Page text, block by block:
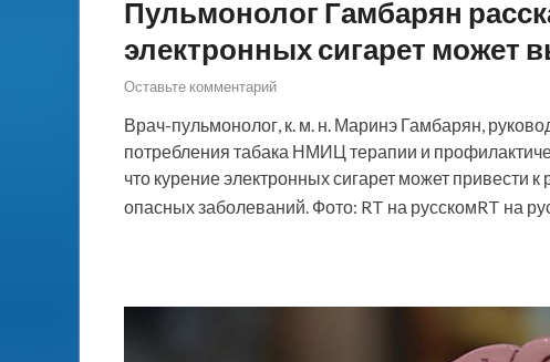
Пульмонолог Гамбарян
электронных сигарет может
Оставьте комментарий
Врач-пульмонолог, к. м. н. Маринэ Гамбарян,
потребления табака НМИЦ терапии и
что курение электронных сигарет может привести
опасных заболеваний. Фото: RT на русскомRT на